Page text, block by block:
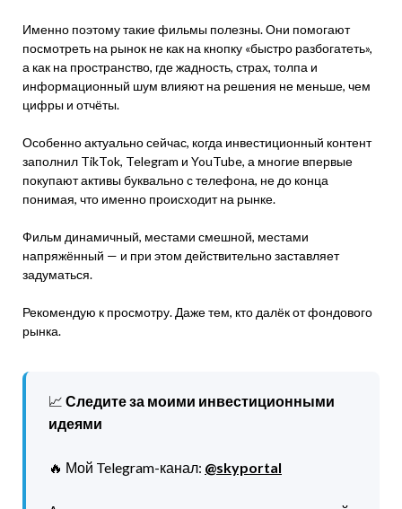
Именно поэтому такие фильмы полезны. Они помогают
посмотреть на рынок не как на кнопку «быстро разбогатеть»,
а как на пространство, где жадность, страх, толпа и
информационный шум влияют на решения не меньше, чем
цифры и отчёты.
Особенно актуально сейчас, когда инвестиционный контент
заполнил TikTok, Telegram и YouTube, а многие впервые
покупают активы буквально с телефона, не до конца
понимая, что именно происходит на рынке.
Фильм динамичный, местами смешной, местами
напряжённый — и при этом действительно заставляет
задуматься.
Рекомендую к просмотру. Даже тем, кто далёк от фондового
рынка.
📈 Следите за моими инвестиционными
идеями
🔥 Мой Telegram-канал: @skyportal